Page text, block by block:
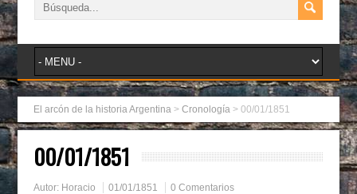
El arcón de la historia Argentina >Cronología >00/01/1851
00/01/1851
Autor: Horacio 01/01/1851 0 Comentarios